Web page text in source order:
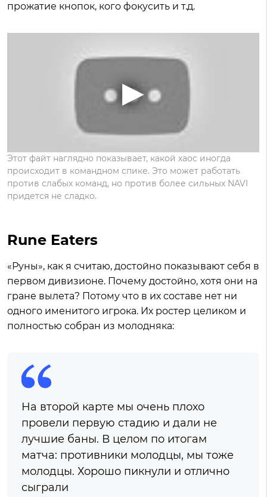
прожатие кнопок, кого фокусить и т.д.
Этот файт наглядно показывает, какой хаос иногда
происходит в командном спике. Это может работать
против слабых команд, но против более сильных NAVI
придется не сладко.
Rune Eaters
«Руны», как я считаю, достойно показывают себя в
первом дивизионе. Почему достойно, хотя они на
гране вылета? Потому что в их составе нет ни
одного именитого игрока. Их ростер целиком и
полностью собран из молодняка:
На второй карте мы очень плохо
провели первую стадию и дали не
лучшие баны. В целом по итогам
матча: противники молодцы, мы тоже
молодцы. Хорошо пикнули и отлично
сыграли